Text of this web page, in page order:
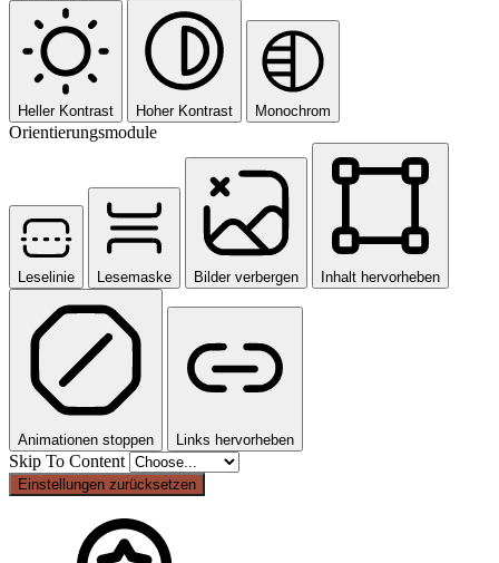
Heller Kontrast Hoher Kontrast Monochrom
Orientierungsmodule
Leselinie Lesemaske Bilder verbergen Inhalt hervorheben
Animationen stoppen Links hervorheben
Skip To Content
Einstellungen zurücksetzen